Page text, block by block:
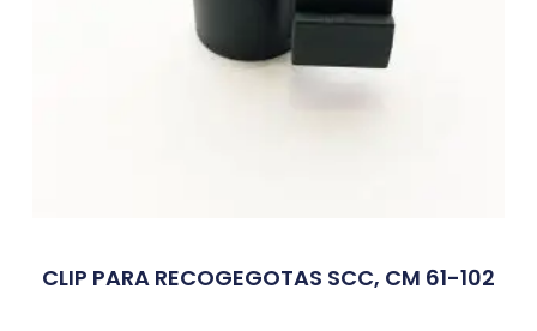
CLIP PARA RECOGEGOTAS SCC, CM 61-102